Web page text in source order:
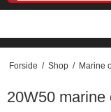
Forside / Shop / Marine
20W50 marine